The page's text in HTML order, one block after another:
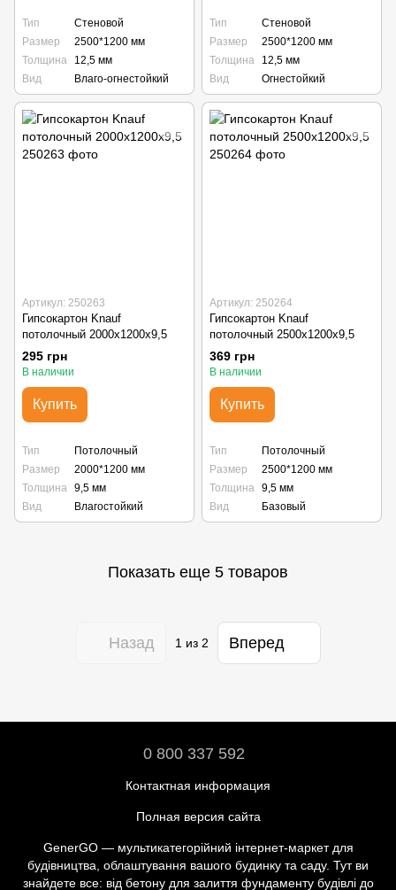
Тип
Стеновой
Размер
2500*1200 мм
Толщина
12,5 мм
Вид
Влаго-огнестойкий
Тип
Стеновой
Размер
2500*1200 мм
Толщина
12,5 мм
Вид
Огнестойкий
Артикул: 250263
Гипсокартон Knauf
потолочный 2000x1200x9,5
295 грн
В наличии
Купить
Тип
Потолочный
Размер
2000*1200 мм
Толщина 9,5 мм
Вид
Влагостойкий
Артикул: 250264
Гипсокартон Knauf
потолочный 2500x1200x9,5
369 грн
В наличии
Купить
Тип
Потолочный
Размер
2500*1200 мм
Толщина 9,5 мм
Вид
Базовый
Показать еще 5 товаров
Назад 1из 2 Вперед
0 800 337 592
Контактная информация
Полная версия сайта
GenerGO — мультикатегорійний інтернет-маркет для
будівництва, облаштування вашого будинку та саду. Тут ви
знайдете все: від бетону для залиття фундаменту будівлі до